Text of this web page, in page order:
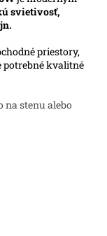
svietivosť,
priestory,
potrebné kvalitné
na stenu alebo